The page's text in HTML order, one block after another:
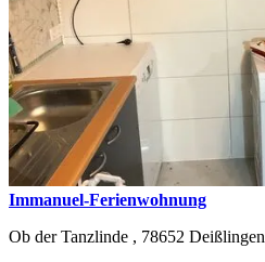
Immanuel-Ferienwohnung
Ob der Tanzlinde , 78652 Deißlingen